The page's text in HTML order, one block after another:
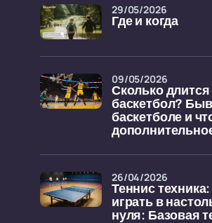
Где и когда
29/05/2026
Сколько длится
баскетбол?
баскетболе и
09/05/2026
Теннис
играть в
нуля: Базовая
26/04/2026